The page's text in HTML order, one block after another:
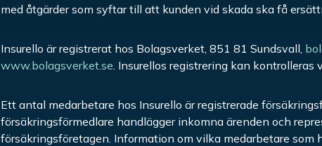
med åtgärder som syftar till att kunden vid skada ska få
Insurello är registrerat hos Bolagsverket, 851 81 Sundsvall,
www.bolagsverket.se. Insurellos registrering kan kontrolleras
Ett antal medarbetare hos Insurello är registrerade
försäkringsförmedlare handlägger inkomna ärenden och
försäkringsföretagen. Information om vilka medarbetare som